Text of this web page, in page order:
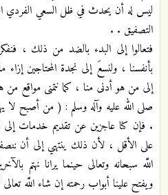
ليس له أن يحدث في ظل السعي‏ الفردي
التصفيق . .
فتعالوا إلى البدء بالضد من ذلك ،
بأنفسنا ، ولنسعَ إلى نجدة المحتاجين إزاء
إلى من هو أدنى منا ، كما نتمنى مواقع
صلى الله عليه وآله وسلم : ( من أصبح لا
. فإن كنا عاجزين عن تقديم خدمات إلى
على الأقل ، لأن ذلك ينتهي إلى أن
اللَّه سبحانه‏ وتعالى حينما يرانا نهتم
ويفتح علينا أبواب رحمته إن شاء اللَّه تعالى